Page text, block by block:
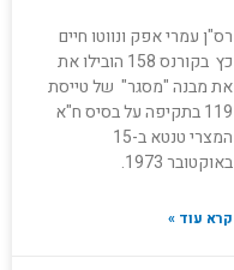
רס"ן עמרי אפק ונווטו חיים
כץ בקורנס 158 הובילו את
את מבנה "מסגר" של טייסת
119 בתקיפה על בסיס ח"א
המצרי טנטא ב-15
באוקטובר 1973.
קרא עוד »